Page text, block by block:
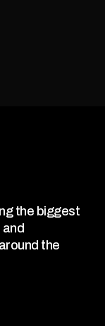
the biggest
the